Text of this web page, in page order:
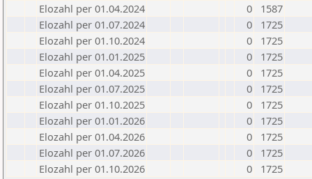
Elozahl per 01.04.2024
0
1587
Elozahl per 01.07.2024
0
1725
Elozahl per 01.10.2024
0
1725
Elozahl per 01.01.2025
0
1725
Elozahl per 01.04.2025
0
1725
Elozahl per 01.07.2025
0
1725
Elozahl per 01.10.2025
0
1725
Elozahl per 01.01.2026
0
1725
Elozahl per 01.04.2026
0
1725
Elozahl per 01.07.2026
0
1725
Elozahl per 01.10.2026
0 1725